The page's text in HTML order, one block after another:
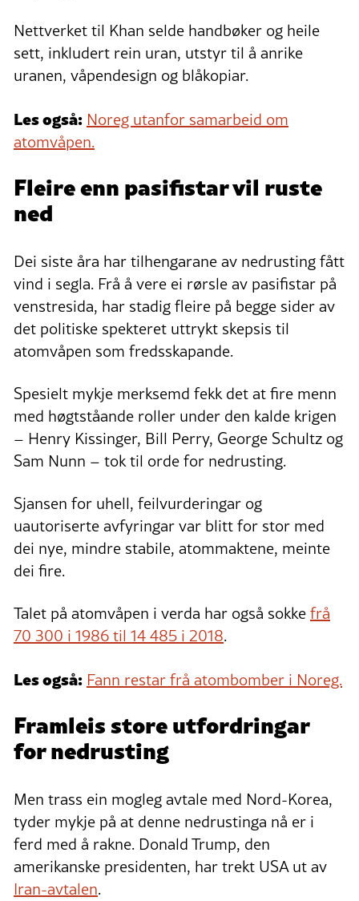
Nettverket til Khan selde handbøker og heile
sett, inkludert rein uran, utstyr til å anrike
uranen, våpendesign og blåkopiar.
Les også: Noreg utanfor samarbeid om
atomvåpen.
Fleire enn pasifistar vil ruste
ned
Dei siste åra har tilhengarane av nedrusting fått
vind i segla. Frå å vere ei rørsle av pasifistar på
venstresida, har stadig fleire på begge sider av
det politiske spekteret uttrykt skepsis til
atomvåpen som fredsskapande.
Spesielt mykje merksemd fekk det at fire menn
med høgtståande roller under den kalde krigen
– Henry Kissinger, Bill Perry, George Schultz og
Sam Nunn – tok til orde for nedrusting.
Sjansen for uhell, feilvurderingar og
uautoriserte avfyringar var blitt for stor med
dei nye, mindre stabile, atommaktene, meinte
dei fire.
Talet på atomvåpen i verda har også sokkefrå
70 300 i 1986 til 14 485 i 2018.
Les også: Fann restar frå atombomber i Noreg.
Framleis store utfordringar
for nedrusting
Men trass ein mogleg avtale med Nord-Korea,
tyder mykje på at denne nedrustinga nå er i
ferd med å rakne. Donald Trump, den
amerikanske presidenten, har trekt USA ut av
Iran-avtalen.